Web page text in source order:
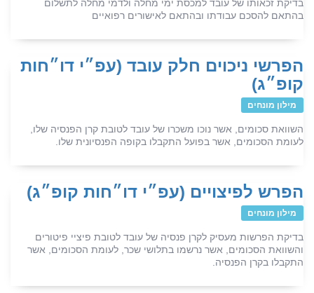
בדיקת זכאותו של עובד למכסת ימי מחלה ולדמי מחלה לתשלום
בהתאם להסכם עבודתו ובהתאם לאישורים רפואיים
הפרשי ניכוים חלק עובד (עפ״י דו״חות
קופ״ג)
מילון מונחים
השוואת סכומים, אשר נוכו משכרו של עובד לטובת קרן הפנסיה שלו,
לעומת הסכומים, אשר בפועל התקבלו בקופה הפנסיונית שלו.
הפרש לפיצויים (עפ״י דו״חות קופ״ג)
מילון מונחים
בדיקת הפרשות מעסיק לקרן פנסיה של עובד לטובת פיציי פיטורים
והשוואת הסכומים, אשר נרשמו בתלושי שכר, לעומת הסכומים, אשר
התקבלו בקרן הפנסיה.